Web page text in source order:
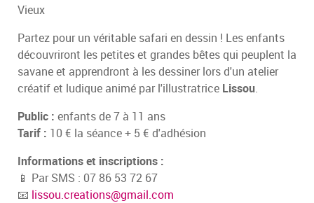
Vieux
Partez pour un véritable safari en dessin ! Les enfants
découvriront les petites et grandes bêtes qui peuplent la
savane et apprendront à les dessiner lors d'un atelier
créatif et ludique animé par l'illustratrice Lissou.
Public : enfants de 7 à 11 ans
Tarif : 10 € la séance + 5 € d'adhésion
Informations et inscriptions :
📱 Par SMS : 07 86 53 72 67
📧 lissou.creations@gmail.com